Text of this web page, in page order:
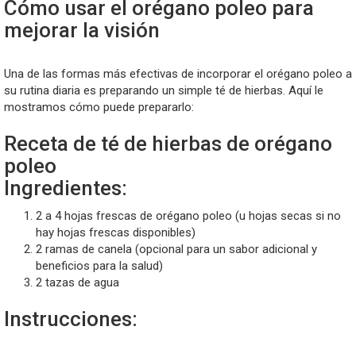
Cómo usar el orégano poleo para
mejorar la visión
Una de las formas más efectivas de incorporar el orégano poleo a
su rutina diaria es preparando un simple té de hierbas. Aquí le
mostramos cómo puede prepararlo:
Receta de té de hierbas de orégano
poleo
Ingredientes:
2 a 4 hojas frescas de orégano poleo (u hojas secas si no
hay hojas frescas disponibles)
2 ramas de canela (opcional para un sabor adicional y
beneficios para la salud)
2 tazas de agua
Instrucciones: